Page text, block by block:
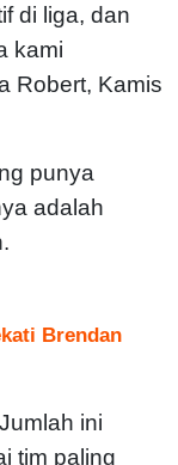
di liga, dan
kami
Robert, Kamis
punya
adalah
Brendan
ini
tim paling